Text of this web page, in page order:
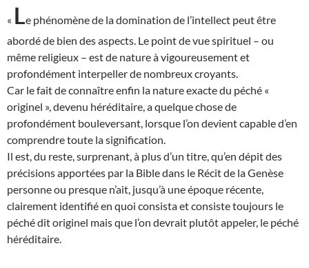
« Le phénomène de la domination de l’intellect peut être
abordé de bien des aspects. Le point de vue spirituel – ou
même religieux – est de nature à vigoureusement et
profondément interpeller de nombreux croyants.
Car le fait de connaître enfin la nature exacte du péché «
originel », devenu héréditaire, a quelque chose de
profondément bouleversant, lorsque l’on devient capable d’en
comprendre toute la signification.
Il est, du reste, surprenant, à plus d’un titre, qu’en dépit des
précisions apportées par la Bible dans le Récit de la Genèse
personne ou presque n’ait, jusqu’à une époque récente,
clairement identifié en quoi consista et consiste toujours le
péché dit originel mais que l’on devrait plutôt appeler, le péché
héréditaire.